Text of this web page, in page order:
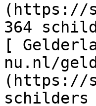
(https://
364
[
nu.nl/
(https://